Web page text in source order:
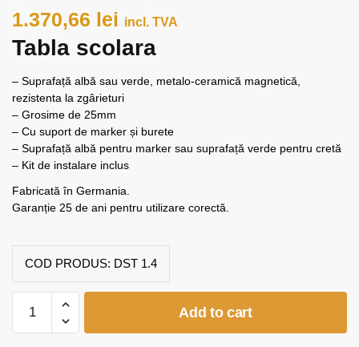
1.370,66 lei incl. TVA
Tabla scolara
– Suprafață albă sau verde, metalo-ceramică magnetică,
rezistenta la zgârieturi
– Grosime de 25mm
– Cu suport de marker și burete
– Suprafață albă pentru marker sau suprafață verde pentru cretă
– Kit de instalare inclus
Fabricată în Germania.
Garanție 25 de ani pentru utilizare corectă.
COD PRODUS: DST 1.4
scolara
Add to cart